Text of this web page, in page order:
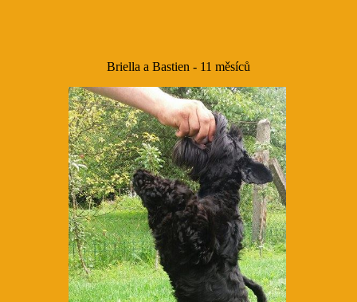
Briella a Bastien - 11 měsíců